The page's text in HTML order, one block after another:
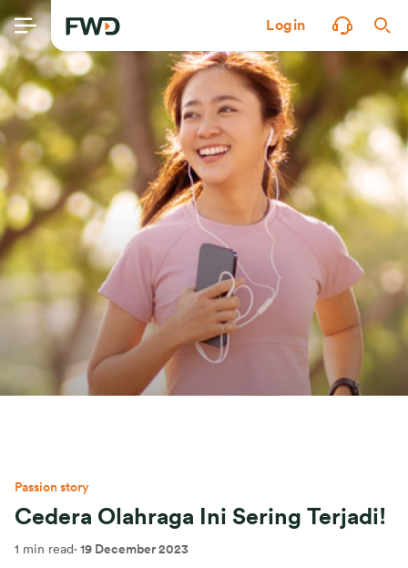
Login
Passion story
Cedera Olahraga Ini Sering Terjadi!
1 min read · 19 December 2023